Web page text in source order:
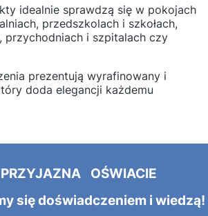
idealnie sprawdzą się w pokojach
przedszkolach i szkołach,
przychodniach i szpitalach czy
prezentują wyrafinowany i
doda elegancji każdemu
OŚWIACIE
się doświadczeniem i wiedzą!